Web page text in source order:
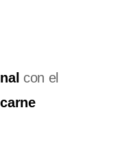
con el